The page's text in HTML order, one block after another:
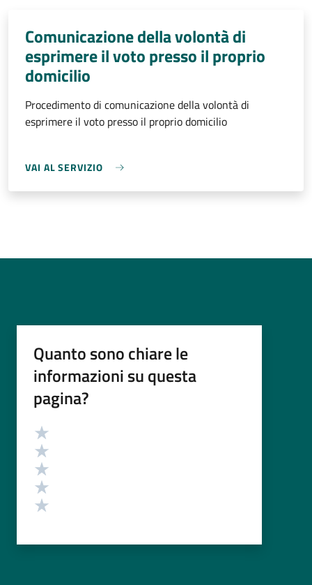
Comunicazione della volontà di
esprimere il voto presso il proprio
domicilio
Procedimento di comunicazione della volontà di
esprimere il voto presso il proprio domicilio
VAI AL SERVIZIO
Quanto sono chiare le
informazioni su questa
pagina?
Valutazione